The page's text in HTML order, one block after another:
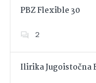
PBZ Flexible 30
2
Ilirika Jugoistočna